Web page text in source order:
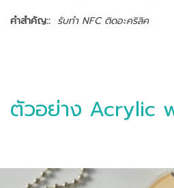
คำสำคัญ:: รับทำ NFC ติดอะคริลิค
ตัวอย่าง Acrylic